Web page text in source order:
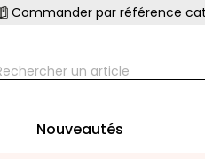
Commander par référence
Nouveautés